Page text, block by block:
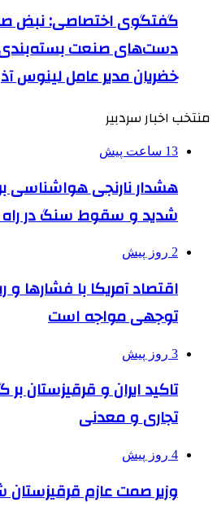
گفتگوی اختصاصی: نبض
دست‌های صنعت بسته‌بندی
خضریان مدیر عامل لینوس آذ
منتخب اخبار سردبیر
13 ساعت پیش
شدید و سقوط سنگ در
2 روز پیش
اقتصاد آمریکا با فشارها
توجهی مواجه است
3 روز پیش
تاکید ایران و قرقیزستان
تجاری و معدنی
4 روز پیش
وزیر صمت عازم